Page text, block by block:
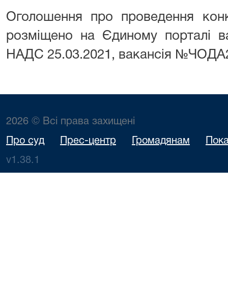
Оголошення про проведення
розміщено на Єдиному порталі
НАДС 25.03.2021, вакансія
2026 © Всі права захищені
Про суд Прес-центр Громадянам
v1.38.1